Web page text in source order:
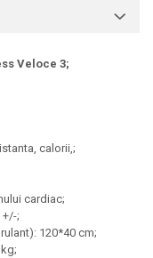
Veloce 3;
calorii,;
cardiac;
+/-;
120*40 cm;